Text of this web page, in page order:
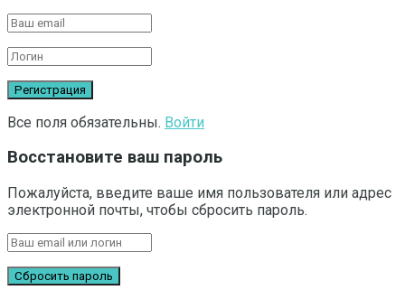
Все поля обязательны. Войти
Восстановите ваш пароль
Пожалуйста, введите ваше имя пользователя или адрес
электронной почты, чтобы сбросить пароль.